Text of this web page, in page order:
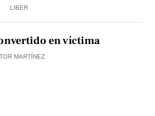
LIBER
en víctima
MARTÍNEZ